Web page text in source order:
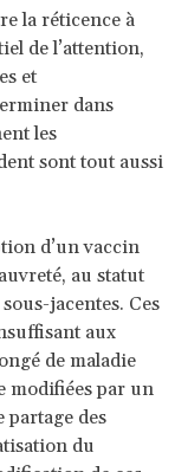
la réticence à
de l’attention,
et
dans
les
sont tout aussi
d’un vaccin
au statut
jacentes. Ces
aux
de maladie
modifiées par un
partage des
du